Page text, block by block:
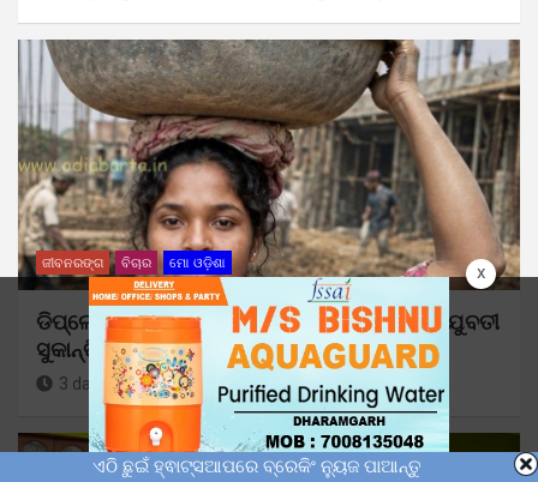
x
ଜୀବନରଙ୍ଗ ବିଚାର ମୋ ଓଡ଼ିଶା
ଡିପ୍ଲୋମା ପଢ଼ି ମଧ୍ୟ କୁଲି କାମ କରୁଛନ୍ତି ଆଦିବାସୀ ଯୁବତୀ
ସୁକାନ୍ତି
3 days ago Sunil Kumar Dhangadamajhi
ଏଠି ଛୁଇଁ ହ୍ଵାଟ୍ସଆପରେ ବ୍ରେକିଂ ନ୍ୟୁଜ ପାଆନ୍ତୁ